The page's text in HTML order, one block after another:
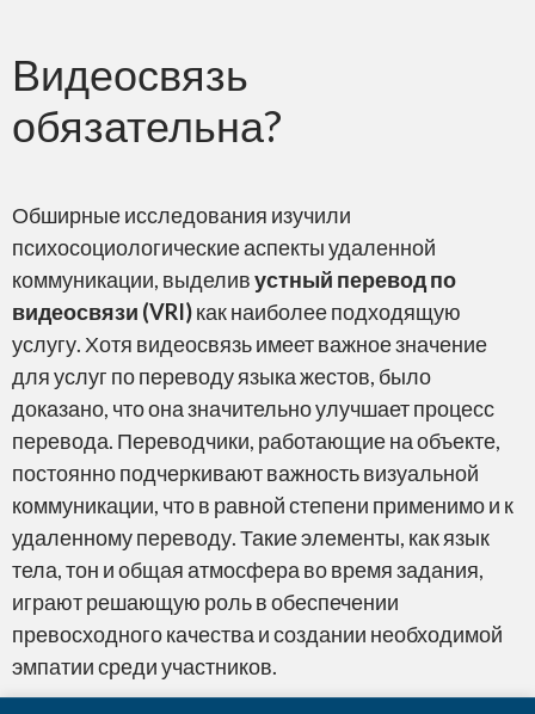
Видеосвязь
обязательна?
Обширные исследования изучили
психосоциологические аспекты удаленной
коммуникации, выделивустный перевод по
видеосвязи (VRI)как наиболее подходящую
услугу. Хотя видеосвязь имеет важное значение
для услуг по переводу языка жестов, было
доказано, что она значительно улучшает процесс
перевода. Переводчики, работающие на объекте,
постоянно подчеркивают важность визуальной
коммуникации, что в равной степени применимо и к
удаленному переводу. Такие элементы, как язык
тела, тон и общая атмосфера во время задания,
играют решающую роль в обеспечении
превосходного качества и создании необходимой
эмпатии среди участников.